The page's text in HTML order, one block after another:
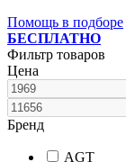
Помощь в подборе
БЕСПЛАТНО
Фильтр товаров
Цена
Бренд
AGT